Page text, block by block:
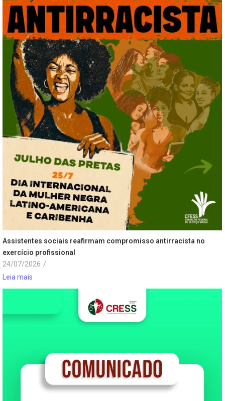
Assistentes sociais reafirmam compromisso antirracista no
exercício profissional
24/07/2026 /
Leia mais